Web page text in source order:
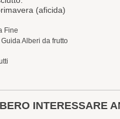
(aficida)
Fine
Guida Alberi da frutto
INTERESSARE